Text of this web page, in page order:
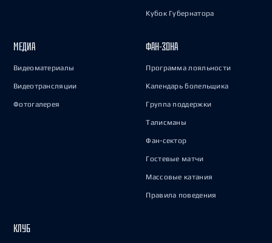
Кубок Губернатора
МЕДИА
Видеоматериалы
Видеотрансляции
Фотогалерея
ФАН-ЗОНА
Программа лояльности
Календарь болельщика
Группа поддержки
Талисманы
Фан-сектор
Гостевые матчи
Массовые катания
Правила поведения
КЛУБ